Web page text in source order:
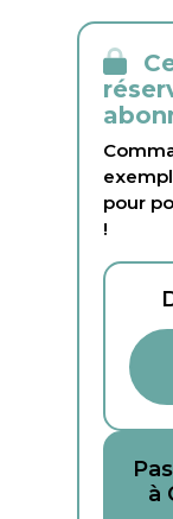
pour
!
à